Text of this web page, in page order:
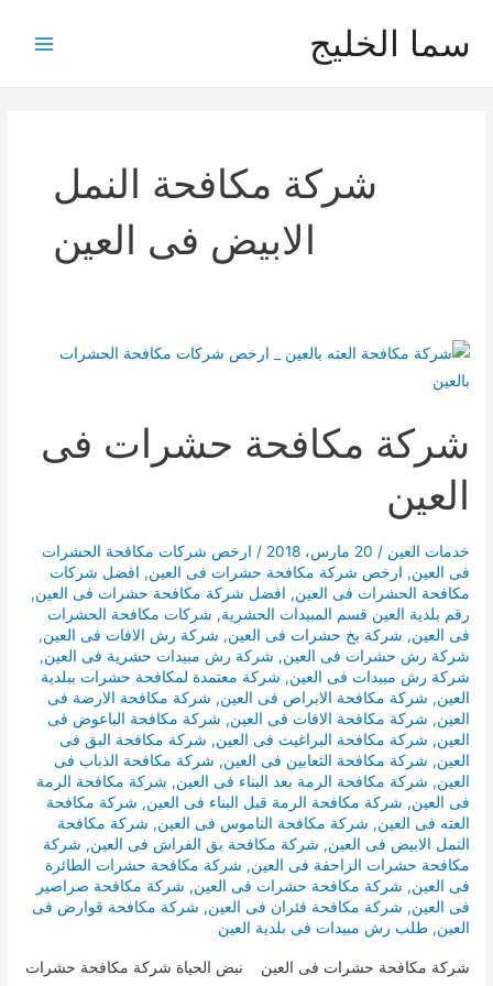
سما الخليج
شركة مكافحة النمل
الابيض فى العين
شركة مكافحة حشرات فى
العين
خدمات العين / 20 مارس، 2018 / ارخص شركات مكافحة الحشرات
فى العين, ارخص شركة مكافحة حشرات فى العين, افضل شركات
مكافحة الحشرات فى العين, افضل شركة مكافحة حشرات فى العين,
رقم بلدية العين قسم المبيدات الحشرية, شركات مكافحة الحشرات
فى العين, شركة بخ حشرات فى العين, شركة رش الافات فى العين,
شركة رش حشرات فى العين, شركة رش مبيدات حشرية فى العين,
شركة رش مبيدات فى العين, شركة معتمدة لمكافحة حشرات ببلدية
العين, شركة مكافحة الابراص فى العين, شركة مكافحة الارضة فى
العين, شركة مكافحة الافات فى العين, شركة مكافحة الباعوض فى
العين, شركة مكافحة البراغيث فى العين, شركة مكافحة البق فى
العين, شركة مكافحة الثعابين فى العين, شركة مكافحة الذباب فى
العين, شركة مكافحة الرمة بعد البناء فى العين, شركة مكافحة الرمة
فى العين, شركة مكافحة الرمة قبل البناء فى العين, شركة مكافحة
العته فى العين, شركة مكافحة الناموس فى العين, شركة مكافحة
النمل الابيض فى العين, شركة مكافحة بق الفراش فى العين, شركة
مكافحة حشرات الزاحفة فى العين, شركة مكافحة حشرات الطائرة
فى العين, شركة مكافحة حشرات فى العين, شركة مكافحة صراصير
فى العين, شركة مكافحة فئران فى العين, شركة مكافحة قوارض فى
العين,طلب رش مبيدات فى بلدية العين
شركة مكافحة حشرات فى العين نبض الحياة شركة مكافحة حشرات